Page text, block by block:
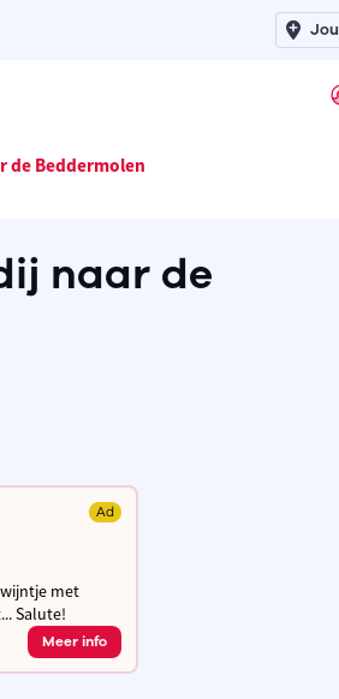
de Beddermolen
naar de
Ad
met
Salute!
Meer info